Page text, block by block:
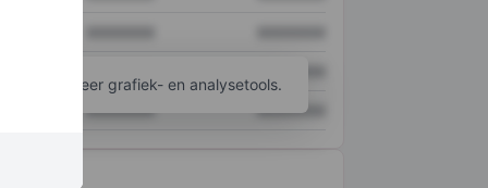
XXXXXXX XXXXXXX
tot meer grafiek- en analysetools.